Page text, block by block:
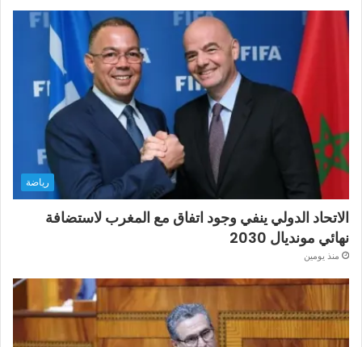
رياضة
الاتحاد الدولي ينفي وجود اتفاق مع المغرب لاستضافة
نهائي مونديال 2030
منذ يومين